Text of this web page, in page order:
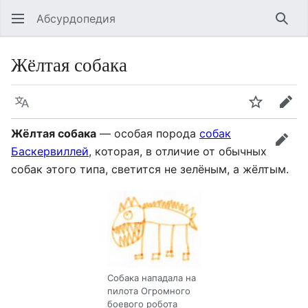
Абсурдопедия
Жёлтая собака
Язык
Жёлтая собака — особая порода собак
Баскервиллей, которая, в отличие от обычных
собак этого типа, светится не зелёным, а жёлтым.
Собака нападала на
пилота Огромного
боевого робота